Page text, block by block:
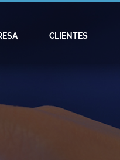
CLIENTES